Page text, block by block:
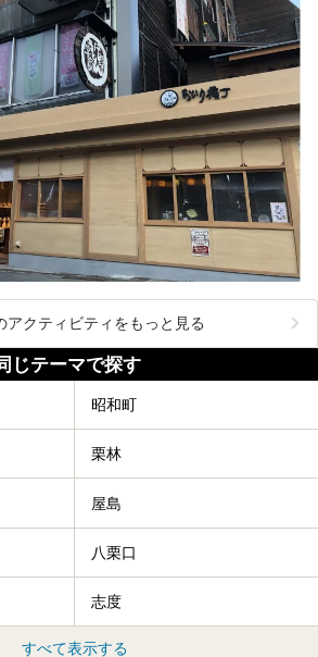
アクティビティをもっと見る
じテーマで探す
昭和町
栗林
屋島
八栗口
志度
すべて表示する